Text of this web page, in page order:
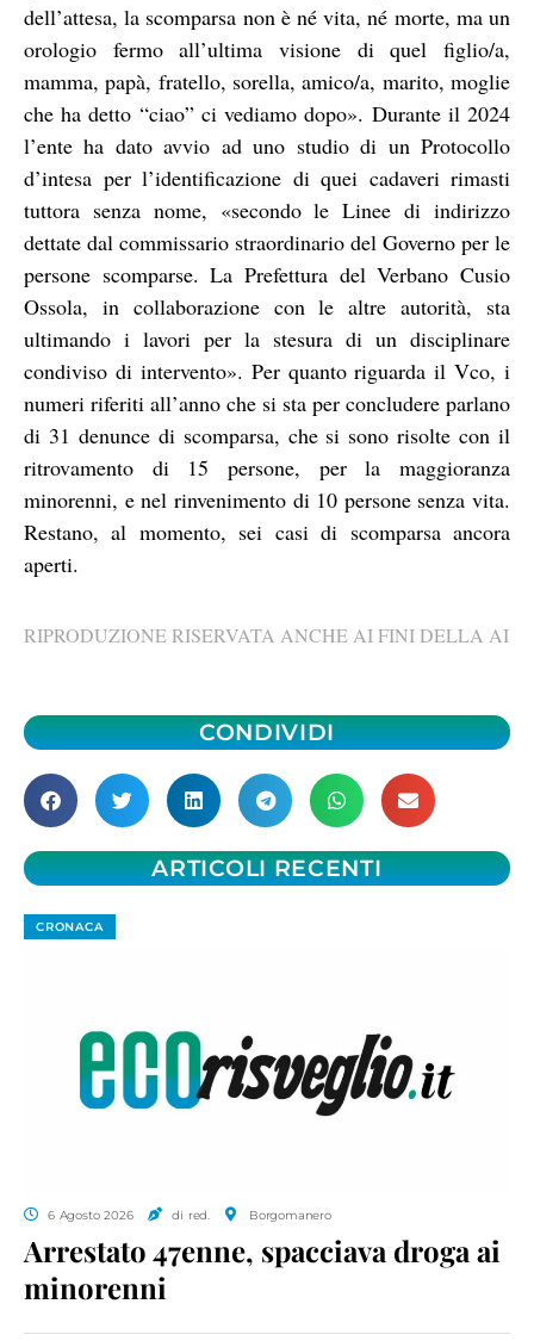
dell’attesa, la scomparsa non è né vita, né morte, ma un
orologio fermo all’ultima visione di quel figlio/a,
mamma, papà, fratello, sorella, amico/a, marito, moglie
che ha detto “ciao” ci vediamo dopo». Durante il 2024
l’ente ha dato avvio ad uno studio di un Protocollo
d’intesa per l’identificazione di quei cadaveri rimasti
tuttora senza nome, «secondo le Linee di indirizzo
dettate dal commissario straordinario del Governo per le
persone scomparse. La Prefettura del Verbano Cusio
Ossola, in collaborazione con le altre autorità, sta
ultimando i lavori per la stesura di un disciplinare
condiviso di intervento». Per quanto riguarda il Vco, i
numeri riferiti all’anno che si sta per concludere parlano
di 31 denunce di scomparsa, che si sono risolte con il
ritrovamento di 15 persone, per la maggioranza
minorenni, e nel rinvenimento di 10 persone senza vita.
Restano, al momento, sei casi di scomparsa ancora
aperti.
RIPRODUZIONE RISERVATA ANCHE AI FINI DELLA AI
CONDIVIDI
ARTICOLI RECENTI
CRONACA
6 Agosto 2026 di red. Borgomanero
Arrestato 47enne, spacciava droga ai
minorenni